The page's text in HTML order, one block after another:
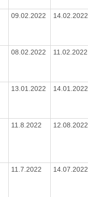
09.02.2022 14.02.2022
08.02.2022 11.02.2022
13.01.2022 14.01.2022
11.8.2022 12.08.2022
11.7.2022 14.07.2022